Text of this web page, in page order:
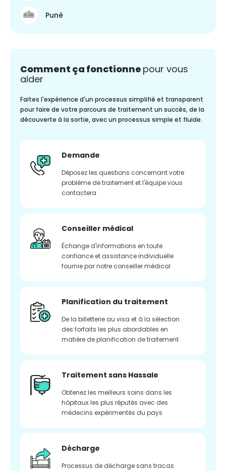
Puné
Comment ça fonctionne pour vous
aider
Faites l'expérience d'un processus simplifié et transparent
pour faire de votre parcours de traitement un succès, de la
découverte à la sortie, avec un processus simple et fluide.
Demande
Déposez les questions concernant votre
problème de traitement et l'équipe vous
contactera
Conseiller médical
Échange d'informations en toute
confiance et assistance individuelle
fournie par notre conseiller médical
Planification du traitement
De la billetterie au visa et à la sélection
des forfaits les plus abordables en
matière de planification de traitement
Traitement sans Hassale
Obtenez les meilleurs soins dans les
hôpitaux les plus réputés avec des
médecins expérimentés du pays
Décharge
Processus de décharge sans tracas